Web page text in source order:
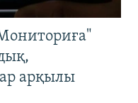
арқылы